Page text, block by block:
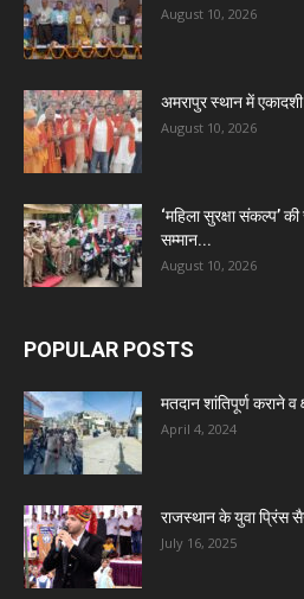
August 10, 2026
अमरापुर स्थान में
August 10, 2026
‘महिला सुरक्षा संकल्प’
सम्मान...
August 10, 2026
POPULAR POSTS
मतदान शांतिपूर्ण कराने
April 4, 2024
राजस्थान के युवा प्रिंस
July 16, 2025